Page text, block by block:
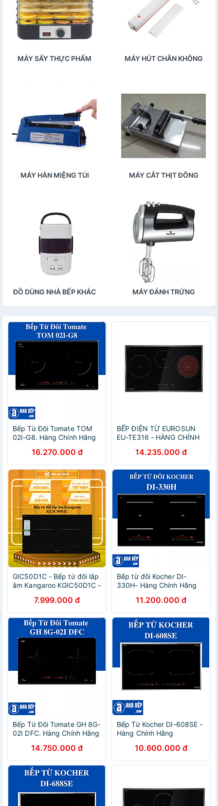
MÁY SẤY THỰC PHẨM MÁY HÚT CHÂN KHÔNG
MÁY HÀN MIỆNG TÚI
MÁY CẮT THỊT ĐÔNG
ĐỒ DÙNG NHÀ BẾP KHÁC MÁY ĐÁNH TRỨNG
Bếp Từ Đôi Tomate TOM
02I-G8. Hàng Chính Hãng
16.270.000 đ
BẾP ĐIỆN TỪ EUROSUN
EU-TE316 - HÀNG CHÍNH
14.235.000 đ
GIC50D1C - Bếp từ đôi lắp
âm Kangaroo KGIC50D1C -
GIAO HCM7.999.000 đ
Bếp từ đôi Kocher DI-
330H- Hàng Chính Hãng
11.200.000 đ
Bếp Từ Đôi Tomate GH 8G-
02I DFC. Hàng Chính Hãng
14.750.000 đ
Bếp Từ Kocher DI-608SE -
Hàng Chính Hãng
10.600.000 đ